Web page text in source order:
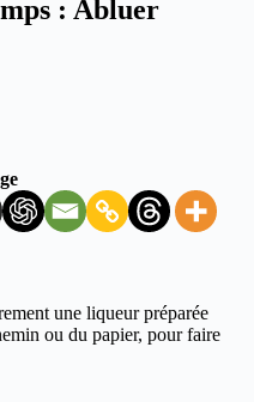
: Abluer
une liqueur préparée
ou du papier, pour faire